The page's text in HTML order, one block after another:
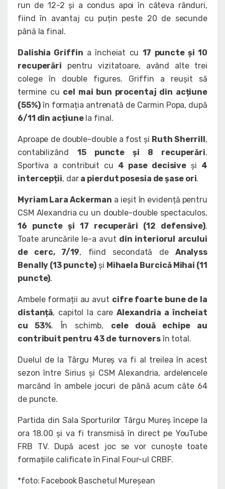
run de 12-2 și a condus apoi în câteva rânduri,
fiind în avantaj cu puțin peste 20 de secunde
până la final.
Dalishia Griffin a încheiat cu 17 puncte și 10
recuperări pentru vizitatoare, având alte trei
colege în double figures. Griffin a reușit să
termine cu cel mai bun procentaj din acțiune
(55%)în formația antrenată de Carmin Popa, după
6/11 din acțiunela final.
Aproape de double-double a fost și Ruth Sherrill,
contabilizând 15 puncte și 8 recuperări.
Sportiva a contribuit cu 4 pase decisive și 4
intercepții, dar a pierdut posesia de șase ori.
Myriam Lara Ackerman a ieșit în evidență pentru
CSM Alexandria cu un double-double spectaculos,
16 puncte și 17 recuperări (12 defensive).
Toate aruncările le-a avut din interiorul arcului
de cerc, 7/19, fiind secondată de Analyss
Benally (13 puncte)și Mihaela Burcică Mihai (11
puncte).
Ambele formații au avut cifre foarte bune de la
distanță, capitol la careAlexandria a încheiat
cu 53%. În schimb, cele două echipe au
contribuit pentru 43 de turnoversîn total.
Duelul de la Târgu Mureș va fi al treilea în acest
sezon între Sirius și CSM Alexandria, ardelencele
marcând în ambele jocuri de până acum câte 64
de puncte.
Partida din Sala Sporturilor Târgu Mureș începe la
ora 18.00 și va fi transmisă în direct pe YouTube
FRB TV. După acest joc se vor cunoște toate
formațiile calificate în Final Four-ul CRBF.
*foto: Facebook Baschetul Mureșean